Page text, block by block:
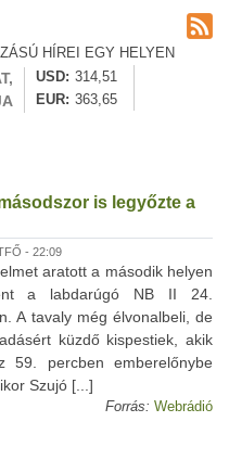
HÍREI EGY HELYEN
USD
314,51
EUR
363,65
is legyőzte a
- 22:09
aratott a második helyen
a labdarúgó NB II 24.
A tavaly még élvonalbeli, de
küzdő kispestiek, akik
percben emberelőnybe
Szujó [...]
Forrás: Webrádió